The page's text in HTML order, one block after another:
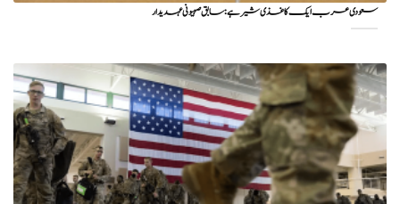
سعودی عرب ایک کاغذی شیر ہے: سابق صہیونی عہدیدار